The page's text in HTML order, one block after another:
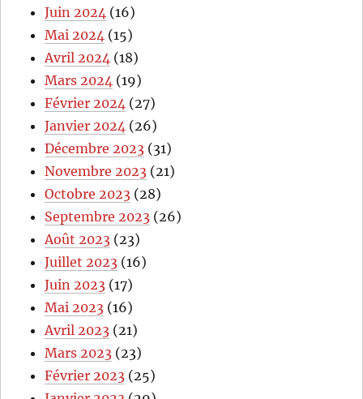
Juin 2024 (16)
Mai 2024 (15)
Avril 2024 (18)
Mars 2024 (19)
Février 2024 (27)
Janvier 2024 (26)
Décembre 2023 (31)
Novembre 2023 (21)
Octobre 2023 (28)
Septembre 2023 (26)
Août 2023 (23)
Juillet 2023 (16)
Juin 2023 (17)
Mai 2023 (16)
Avril 2023 (21)
Mars 2023 (23)
Février 2023 (25)